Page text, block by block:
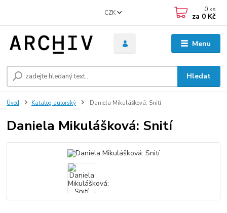
Menu
CZK
Hledat
0 ks
za 0 Kč
Úvod Katalog autorský Daniela Mikulášková: Snití
Daniela Mikulášková: Snití